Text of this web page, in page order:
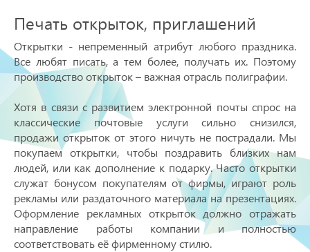
Печать открыток, приглашений
Открытки - непременный атрибут любого праздника.
Все любят писать, а тем более, получать их. Поэтому
производство открыток – важная отрасль полиграфии.
Хотя в связи с развитием электронной почты спрос на
классические почтовые услуги сильно снизился,
продажи открыток от этого ничуть не пострадали. Мы
покупаем открытки, чтобы поздравить близких нам
людей, или как дополнение к подарку. Часто открытки
служат бонусом покупателям от фирмы, играют роль
рекламы или раздаточного материала на презентациях.
Оформление рекламных открыток должно отражать
направление работы компании и полностью
соответствовать её фирменному стилю.